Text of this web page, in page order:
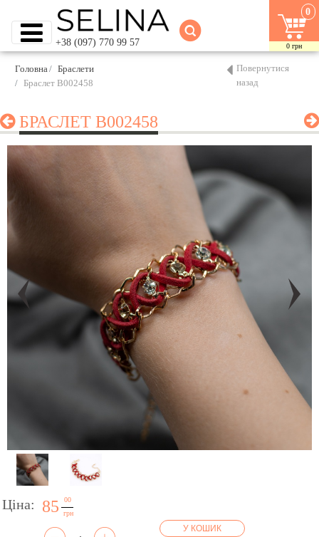
+38 (097) 770 99 57
0
0 грн
Головна
Браслети
Браслет B002458
Повернутися
назад
БРАСЛЕТ B002458
Ціна: 85
00
грн
У КОШИК